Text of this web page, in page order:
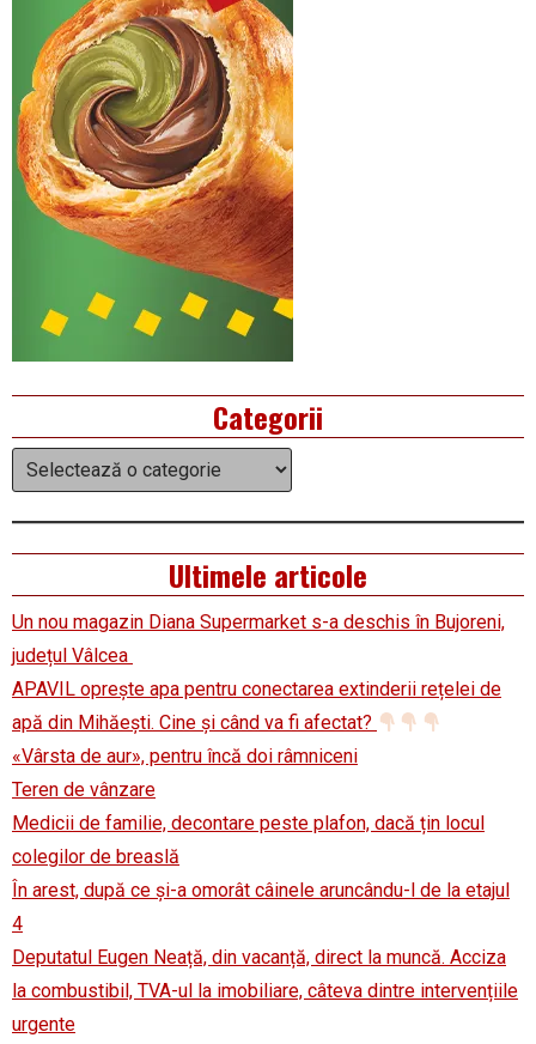
Categorii
Categorii
Ultimele articole
Un nou magazin Diana Supermarket s-a deschis în Bujoreni,
județul Vâlcea
APAVIL oprește apa pentru conectarea extinderii rețelei de
apă din Mihăești. Cine și când va fi afectat?
«Vârsta de aur», pentru încă doi râmniceni
Teren de vânzare
Medicii de familie, decontare peste plafon, dacă țin locul
colegilor de breaslă
În arest, după ce și-a omorât câinele aruncându-l de la etajul
4
Deputatul Eugen Neață, din vacanță, direct la muncă. Acciza
la combustibil, TVA-ul la imobiliare, câteva dintre intervențiile
urgente